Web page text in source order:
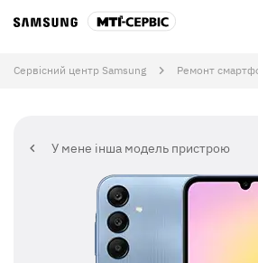
Сервісний центр Samsung Ремонт
У мене інша модель пристрою